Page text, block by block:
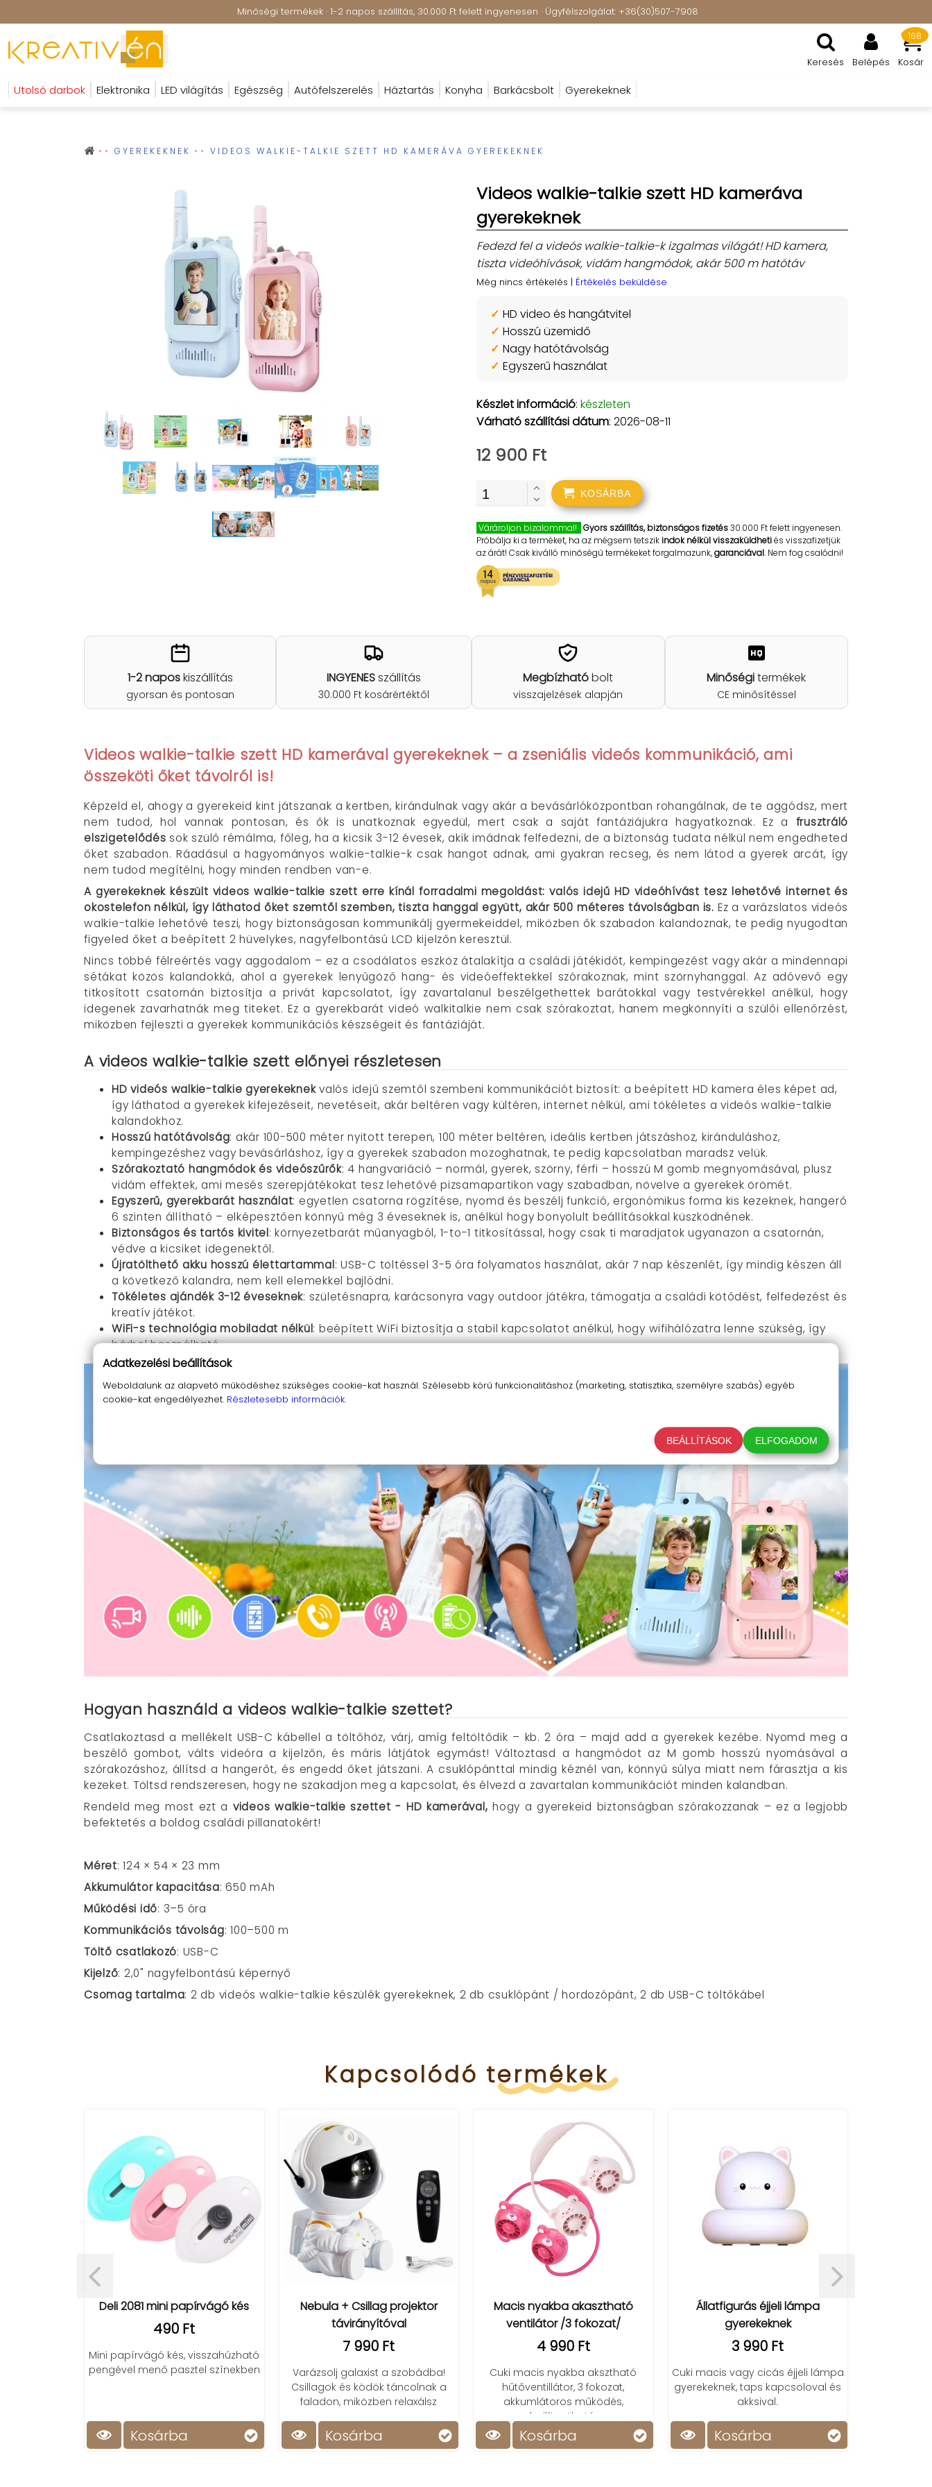
Minőségi termékek · 1-2 napos szállítás, 30.000 Ft felett ingyenesen · Ügyfélszolgálat: +36(30)507-7908
Keresés Belépés Kosár
168
Utolsó darbok Elektronika LED világítás Egészség Autófelszerelés Háztartás Konyha Barkácsbolt Gyerekeknek
GYEREKEKNEK VIDEOS WALKIE-TALKIE SZETT HD KAMERÁVA GYEREKEKNEK
Videos walkie-talkie szett HD kameráva
gyerekeknek
Fedezd fel a videós walkie-talkie-k izgalmas világát! HD kamera,
tiszta videóhívások, vidám hangmódok, akár 500 m hatótáv
Még nincs értékelés | Értékelés beküldése
HD video és hangátvitel
Hosszú üzemidő
Nagy hatótávolság
Egyszerű használat
Készlet információ: készleten
Várható szállítási dátum: 2026-08-11
12 900 Ft
KOSÁRBA
Várároljon bizalommal! Gyors szállítás, biztonságos fizetés30.000 Ft felett ingyenesen.
Próbálja ki a terméket, ha az mégsem tetszikindok nélkül visszaküldhetiés visszafizetjük
az árát! Csak kiválló minőségű termékeket forgalmazunk,garanciával. Nem fog csalódni!
1-2 naposkiszállítás
gyorsan és pontosan
INGYENESszállítás
30.000 Ft kosárértéktől
Megbízhatóbolt
visszajelzések alapján
Minőségitermékek
CE minősítéssel
Videos walkie-talkie szett HD kamerával gyerekeknek – a zseniális videós kommunikáció, ami
összeköti őket távolról is!
Képzeld el, ahogy a gyerekeid kint játszanak a kertben, kirándulnak vagy akár a bevásárlóközpontban rohangálnak, de te aggódsz, mert
nem tudod, hol vannak pontosan, és ők is unatkoznak egyedül, mert csak a saját fantáziájukra hagyatkoznak. Ez a frusztráló
elszigetelődés sok szülő rémálma, főleg, ha a kicsik 3-12 évesek, akik imádnak felfedezni, de a biztonság tudata nélkül nem engedheted
őket szabadon. Ráadásul a hagyományos walkie-talkie-k csak hangot adnak, ami gyakran recseg, és nem látod a gyerek arcát, így
nem tudod megítélni, hogy minden rendben van-e.
A gyerekeknek készült videos walkie-talkie szett erre kínál forradalmi megoldást: valós idejű HD videóhívást tesz lehetővé internet és
okostelefon nélkül, így láthatod őket szemtől szemben, tiszta hanggal együtt, akár 500 méteres távolságban is. Ez a varázslatos videós
walkie-talkie lehetővé teszi, hogy biztonságosan kommunikálj gyermekeiddel, miközben ők szabadon kalandoznak, te pedig nyugodtan
figyeled őket a beépített 2 hüvelykes, nagyfelbontású LCD kijelzőn keresztül.
Nincs többé félreértés vagy aggodalom – ez a csodálatos eszköz átalakítja a családi játékidőt, kempingezést vagy akár a mindennapi
sétákat közös kalandokká, ahol a gyerekek lenyűgöző hang- és videóeffektekkel szórakoznak, mint szörnyhanggal. Az adóvevő egy
titkosított csatornán biztosítja a privát kapcsolatot, így zavartalanul beszélgethettek barátokkal vagy testvérekkel anélkül, hogy
idegenek zavarhatnák meg titeket. Ez a gyerekbarát videó walkitalkie nem csak szórakoztat, hanem megkönnyíti a szülői ellenőrzést,
miközben fejleszti a gyerekek kommunikációs készségeit és fantáziáját.
A videos walkie-talkie szett előnyei részletesen
HD videós walkie-talkie gyerekeknekvalós idejű szemtől szembeni kommunikációt biztosít: a beépített HD kamera éles képet ad,
így láthatod a gyerekek kifejezéseit, nevetéseit, akár beltéren vagy kültéren, internet nélkül, ami tökéletes a videós walkie-talkie
kalandokhoz.
Hosszú hatótávolság: akár 100-500 méter nyitott terepen, 100 méter beltéren, ideális kertben játszáshoz, kiránduláshoz,
kempingezéshez vagy bevásárláshoz, így a gyerekek szabadon mozoghatnak, te pedig kapcsolatban maradsz velük.
Szórakoztató hangmódok és videószűrők: 4 hangvariáció – normál, gyerek, szörny, férfi – hosszú M gomb megnyomásával, plusz
vidám effektek, ami mesés szerepjátékokat tesz lehetővé pizsamapartikon vagy szabadban, növelve a gyerekek örömét.
Egyszerű, gyerekbarát használat: egyetlen csatorna rögzítése, nyomd és beszélj funkció, ergonómikus forma kis kezeknek, hangerő
6 szinten állítható – elképesztően könnyű még 3 éveseknek is, anélkül hogy bonyolult beállításokkal küszködnének.
Biztonságos és tartós kivitel: környezetbarát műanyagból, 1-to-1 titkosítással, hogy csak ti maradjatok ugyanazon a csatornán,
védve a kicsiket idegenektől.
Újratölthető akku hosszú élettartammal: USB-C töltéssel 3-5 óra folyamatos használat, akár 7 nap készenlét, így mindig készen áll
a következő kalandra, nem kell elemekkel bajlódni.
Tökéletes ajándék 3-12 éveseknek: születésnapra, karácsonyra vagy outdoor játékra, támogatja a családi kötődést, felfedezést és
kreatív játékot.
WiFi-s technológia mobiladat nélkül: beépített WiFi biztosítja a stabil kapcsolatot anélkül, hogy wifihálózatra lenne szükség, így
bárhol használható.
Hogyan használd a videos walkie-talkie szettet?
Csatlakoztasd a mellékelt USB-C kábellel a töltőhöz, várj, amíg feltöltődik – kb. 2 óra – majd add a gyerekek kezébe. Nyomd meg a
beszélő gombot, válts videóra a kijelzőn, és máris látjátok egymást! Változtasd a hangmódot az M gomb hosszú nyomásával a
szórakozáshoz, állítsd a hangerőt, és engedd őket játszani. A csuklópánttal mindig kéznél van, könnyű súlya miatt nem fárasztja a kis
kezeket. Töltsd rendszeresen, hogy ne szakadjon meg a kapcsolat, és élvezd a zavartalan kommunikációt minden kalandban.
Rendeld meg most ezt a videos walkie-talkie szettet - HD kamerával, hogy a gyerekeid biztonságban szórakozzanak – ez a legjobb
befektetés a boldog családi pillanatokért!
Méret: 124 × 54 × 23 mm
Akkumulátor kapacitása: 650 mAh
Működési idő: 3–5 óra
Kommunikációs távolság: 100–500 m
Töltő csatlakozó: USB-C
Kijelző: 2,0" nagyfelbontású képernyő
Csomag tartalma: 2 db videós walkie-talkie készülék gyerekeknek, 2 db csuklópánt / hordozópánt, 2 db USB-C töltőkábel
Kapcsolódó termékek
Deli 2081 mini papírvágó kés
490 Ft
Mini papírvágó kés, visszahúzható
pengével menő pasztel színekben
Kosárba
Nebula + Csillag projektor
távirányítóval
7 990 Ft
Varázsolj galaxist a szobádba!
Csillagok és ködök táncolnak a
faladon, miközben relaxálsz
Kosárba
Macis nyakba akasztható
ventilátor /3 fokozat/
4 990 Ft
Cuki macis nyakba aksztható
hűtőventillátor, 3 fokozat,
akkumlátoros működés,
hajlítgatható.
Kosárba
Állatfigurás éjjeli lámpa
gyerekeknek
3 990 Ft
Cuki macis vagy cicás éjjeli lámpa
gyerekeknek, taps kapcsoloval és
akksival.
Kosárba
Adatkezelési beállítások
Weboldalunk az alapvető működéshez szükséges cookie-kat használ. Szélesebb körű funkcionalitáshoz (marketing, statisztika, személyre szabás) egyéb
cookie-kat engedélyezhet. Részletesebb információk.
BEÁLLÍTÁSOK ELFOGADOM